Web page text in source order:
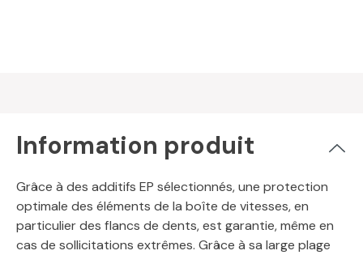
Information produit
Grâce à des additifs EP sélectionnés, une protection
optimale des éléments de la boîte de vitesses, en
particulier des flancs de dents, est garantie, même en
cas de sollicitations extrêmes. Grâce à sa large plage